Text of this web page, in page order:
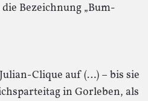
Bezeichnung „Bum-
Clique auf (…) – bis sie
in Gorleben, als